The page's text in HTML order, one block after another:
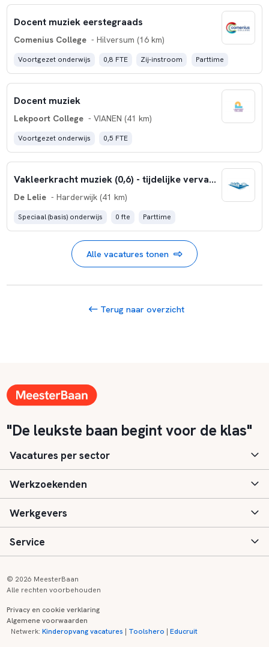
Docent muziek eerstegraads
Comenius College - Hilversum (16 km)
Voortgezet onderwijs 0,8 FTE Zij-instroom Parttime
Docent muziek
Lekpoort College - VIANEN (41 km)
Voortgezet onderwijs 0,5 FTE
Vakleerkracht muziek (0,6) - tijdelijke vervanging
De Lelie - Harderwijk (41 km)
Speciaal (basis) onderwijs 0 fte Parttime
Alle vacatures tonen
Terug naar overzicht
"De leukste baan begint voor de klas"
Vacatures per sector
Basisonderwijs
Speciaal (basis) onderwijs
Voortgezet onderwijs
Kinderopvang
Werkzoekenden
Aanmelden
Vacatures
Zij-instroom informatie
Werkgevers
Inloggen
Registreren
Service
Onderwijs links
© 2026 MeesterBaan
Alle rechten voorbehouden
Privacy en cookie verklaring
Algemene voorwaarden
Netwerk:Kinderopvang vacatures | Toolshero |Educruit